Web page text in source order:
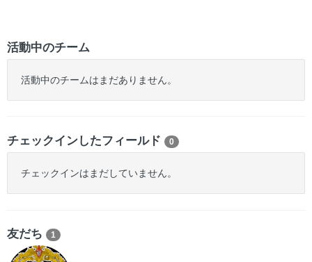
活動中のチーム
活動中のチームはまだありません。
チェックインしたフィールド 0
チェックインはまだしていません。
友だち 1